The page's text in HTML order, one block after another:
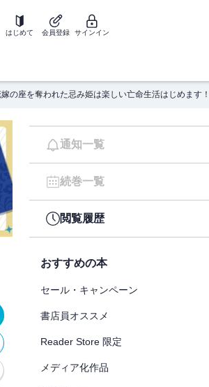
はじめて 会員登録 サインイン
通知一覧
続巻一覧
閲覧履歴
おすすめの本
セール・キャンペーン
書店員オススメ
Reader Store 限定
メディア化作品